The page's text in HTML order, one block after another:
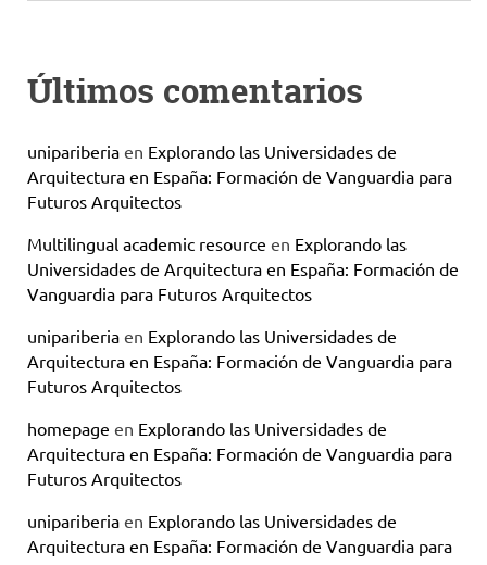
Últimos comentarios
unipariberia en Explorando las Universidades de
Arquitectura en España: Formación de Vanguardia para
Futuros Arquitectos
Multilingual academic resource en Explorando las
Universidades de Arquitectura en España: Formación de
Vanguardia para Futuros Arquitectos
unipariberia en Explorando las Universidades de
Arquitectura en España: Formación de Vanguardia para
Futuros Arquitectos
homepage en Explorando las Universidades de
Arquitectura en España: Formación de Vanguardia para
Futuros Arquitectos
unipariberia en Explorando las Universidades de
Arquitectura en España: Formación de Vanguardia para